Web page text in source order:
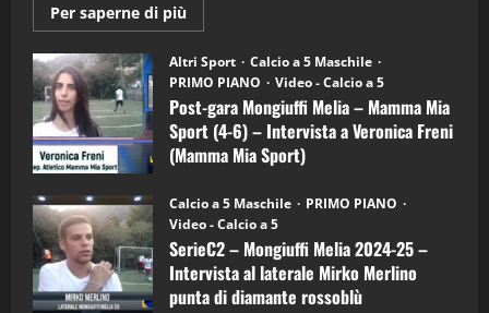
Per saperne di più
informazioni
Post-
gara
Mongiuffi
Melia
–
Mamma
Mia
Sport
6)
–
Intervista
a
mister
Arturo
Carciotto
(Mongiuffi
Altri Sport
Calcio a 5 Maschile
PRIMO PIANO
Video - Calcio a 5
Post-gara Mongiuffi Melia – Mamma Mia
Sport (4-6) – Intervista a Veronica Freni
(Mamma Mia Sport)
Calcio a 5 Maschile
PRIMO PIANO
Video - Calcio a 5
SerieC2 – Mongiuffi Melia 2024-25 –
Intervista al laterale Mirko Merlino
punta di diamante rossoblù
3
"SportEmpire" in Podcast
“SportEmpire” in Podcast: 28^ Puntata
(Martedi 21 Aprile 2026)
21/04/2026
4
“SportEmpire” in Podcast: 27^ Puntata
(Martedi 14 Aprile 2026)
15/04/2026